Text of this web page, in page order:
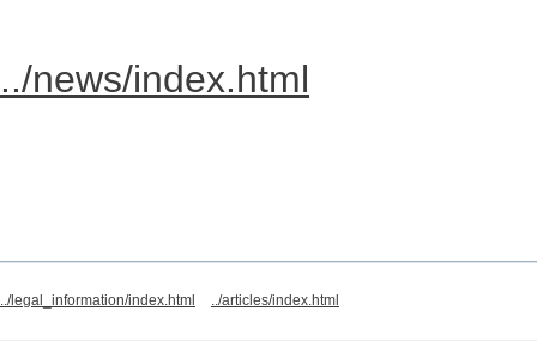
../news/index.html
../legal_information/index.html ../articles/index.html